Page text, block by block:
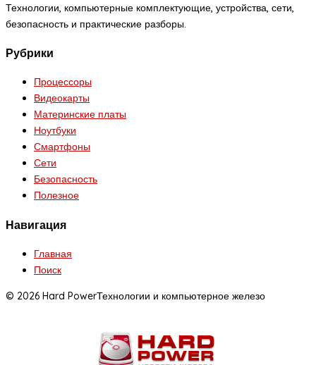
Технологии, компьютерные комплектующие, устройства, сети,
безопасность и практические разборы.
Рубрики
Процессоры
Видеокарты
Материнские платы
Ноутбуки
Смартфоны
Сети
Безопасность
Полезное
Навигация
Главная
Поиск
© 2026 Hard PowerТехнологии и компьютерное железо